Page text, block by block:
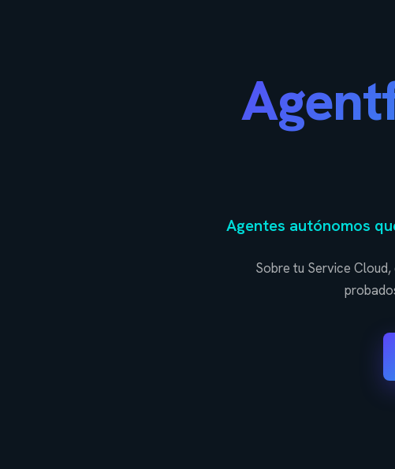
Agentes autónomos
Sobre tu Service